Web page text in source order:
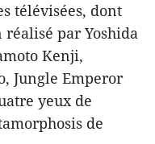
télévisées, dont
par Yoshida
Kenji,
Jungle Emperor
yeux de
de